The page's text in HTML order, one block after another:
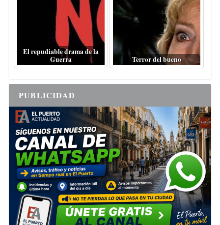
El repudiable drama de la
Guerra
Terror del bueno
PUBLICIDAD